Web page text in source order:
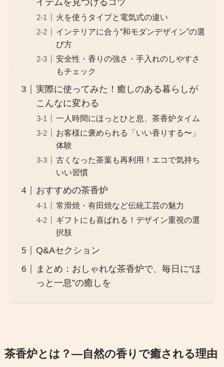
イテムを見つけるコツ
火を使うタイプと電気式の違い
インテリアに合う“和モダンデザイン”の選
び方
安全性・香りの強さ・手入れのしやすさ
もチェック
実際に使ってみた！癒しのある暮らしが
こんなに変わる
一人時間にほっとひと息、茶香炉タイム
お客様に褒められる「いい香りする〜」
体験
古くなった茶葉も再利用！エコで気持ち
いい習慣
おすすめの茶香炉
常滑焼・有田焼など伝統工芸の魅力
ギフトにも喜ばれる！デザイン重視の選
択肢
Q&Aセクション
まとめ：おしゃれな茶香炉で、毎日に“ほ
っと一息”の癒しを
茶香炉とは？―自然の香りで癒される理由